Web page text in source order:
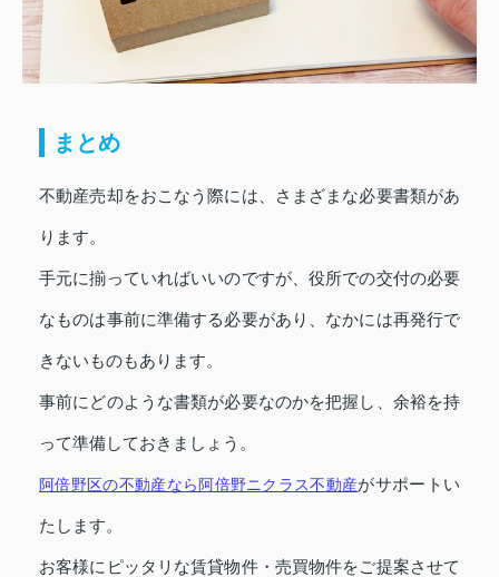
まとめ
不動産売却をおこなう際には、さまざまな必要書類があ
ります。
手元に揃っていればいいのですが、役所での交付の必要
なものは事前に準備する必要があり、なかには再発行で
きないものもあります。
事前にどのような書類が必要なのかを把握し、余裕を持
って準備しておきましょう。
阿倍野区の不動産なら阿倍野ニクラス不動産がサポートい
たします。
お客様にピッタリな賃貸物件・売買物件をご提案させて